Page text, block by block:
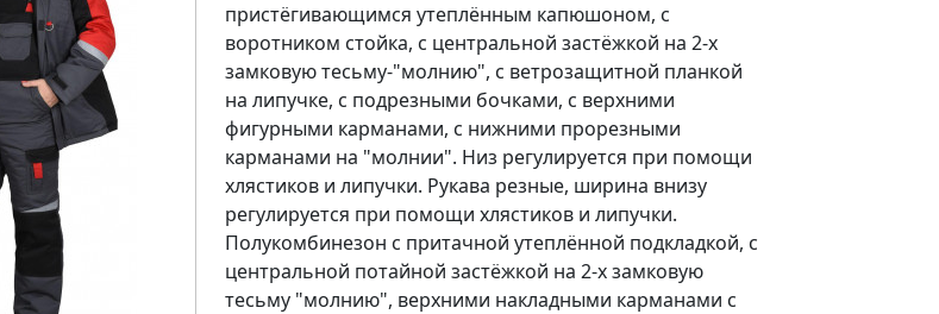
пристёгивающимся утеплённым капюшоном, с
воротником стойка, с центральной застёжкой на 2-х
замковую тесьму-"молнию", с ветрозащитной планкой
на липучке, с подрезными бочками, с верхними
фигурными карманами, с нижними прорезными
карманами на "молнии". Низ регулируется при помощи
хлястиков и липучки. Рукава резные, ширина внизу
регулируется при помощи хлястиков и липучки.
Полукомбинезон с притачной утеплённой подкладкой, с
центральной потайной застёжкой на 2-х замковую
тесьму "молнию", верхними накладными карманами с